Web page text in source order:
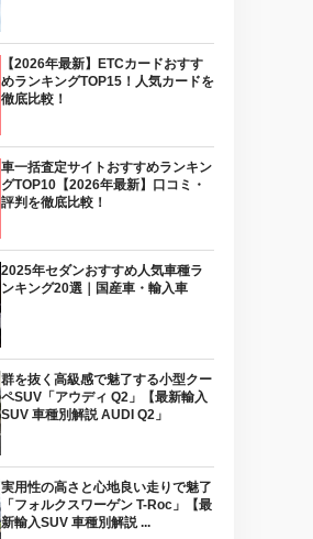
【2026年最新】ETCカードおすす
めランキングTOP15！人気カードを
徹底比較！
車一括査定サイトおすすめランキン
グTOP10【2026年最新】口コミ・
評判を徹底比較！
2025年セダンおすすめ人気車種ラ
ンキング20選｜国産車・輸入車
群を抜く高級感で魅了する小型クー
ペSUV「アウディ Q2」【最新輸入
SUV 車種別解説 AUDI Q2」
実用性の高さと心地良い走りで魅了
「フォルクスワーゲン T-Roc」【最
新輸入SUV 車種別解説 ...